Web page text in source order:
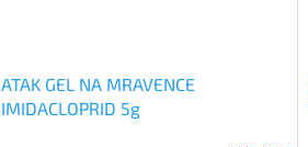
ATAK GEL NA MRAVENCE
IMIDACLOPRID 5g